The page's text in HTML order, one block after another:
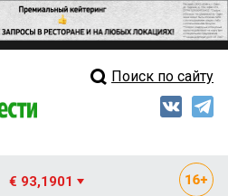
Свежий выпускПоиск по сайту
€ 93,1901